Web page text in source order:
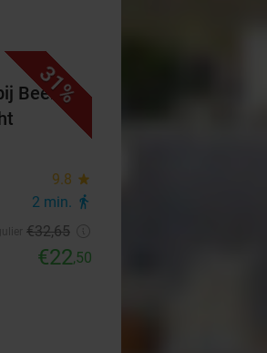
31%
Beers &
9.8 star
2 min. directions_walk
€32,65
€22,50